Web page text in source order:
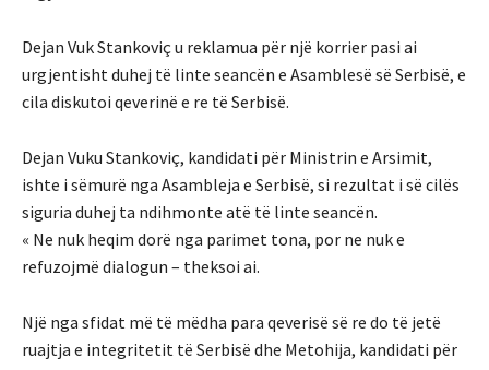
Dejan Vuk Stankoviç u reklamua për një korrier pasi ai
urgjentisht duhej të linte seancën e Asamblesë së Serbisë, e
cila diskutoi qeverinë e re të Serbisë.
Dejan Vuku Stankoviç, kandidati për Ministrin e Arsimit,
ishte i sëmurë nga Asambleja e Serbisë, si rezultat i së cilës
siguria duhej ta ndihmonte atë të linte seancën.
« Ne nuk heqim dorë nga parimet tona, por ne nuk e
refuzojmë dialogun – theksoi ai.
Një nga sfidat më të mëdha para qeverisë së re do të jetë
ruajtja e integritetit të Serbisë dhe Metohija, kandidati për